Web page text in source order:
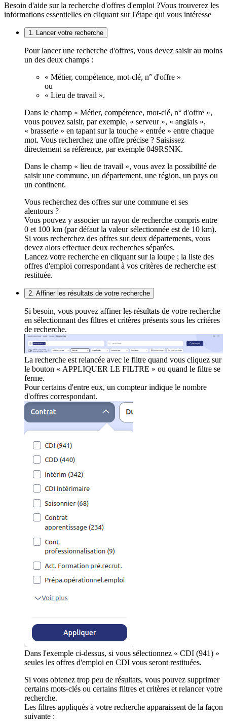
Besoin d'aide sur la recherche d'offres d'emploi ?Vous trouverez les
informations essentielles en cliquant sur l'étape qui vous intéresse
1. Lancer votre recherche
Pour lancer une recherche d'offres, vous devez saisir au moins
un des deux champs :
« Métier, compétence, mot-clé, n° d'offre »
ou
« Lieu de travail ».
Dans le champ « Métier, compétence, mot-clé, n° d'offre »,
vous pouvez saisir, par exemple, « serveur », « anglais »,
« brasserie » en tapant sur la touche « entrée » entre chaque
mot. Vous recherchez une offre précise ? Saisissez
directement sa référence, par exemple 049RSNK.
Dans le champ « lieu de travail », vous avez la possibilité de
saisir une commune, un département, une région, un pays ou
un continent.
Vous recherchez des offres sur une commune et ses
alentours ?
Vous pouvez y associer un rayon de recherche compris entre
0 et 100 km (par défaut la valeur sélectionnée est de 10 km).
Si vous recherchez des offres sur deux départements, vous
devez alors effectuer deux recherches séparées.
Lancez votre recherche en cliquant sur la loupe ; la liste des
offres d'emploi correspondant à vos critères de recherche est
restituée.
2. Affiner les résultats de votre recherche
Si besoin, vous pouvez affiner les résultats de votre recherche
en sélectionnant des filtres et critères présents sous les critères
de recherche.
La recherche est relancée avec le filtre quand vous cliquez sur
le bouton « APPLIQUER LE FILTRE » ou quand le filtre se
ferme.
Pour certains d'entre eux, un compteur indique le nombre
d'offres correspondant.
Dans l'exemple ci-dessus, si vous sélectionnez « CDI (941) »
seules les offres d'emploi en CDI vous seront restituées.
Si vous obtenez trop peu de résultats, vous pouvez supprimer
certains mots-clés ou certains filtres et critères et relancer votre
recherche.
Les filtres appliqués à votre recherche apparaissent de la façon
suivante :